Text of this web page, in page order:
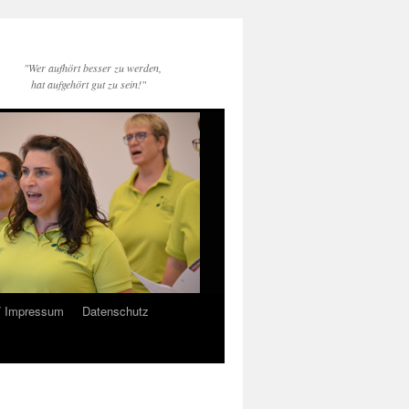
"Wer aufhört besser zu werden,
hat aufgehört gut zu sein!"
Impressum Datenschutz